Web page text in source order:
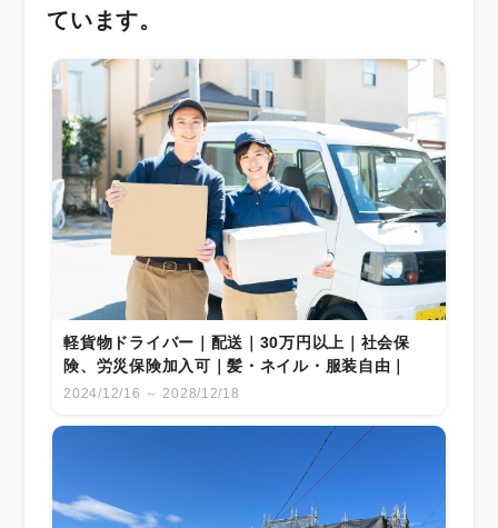
ています。
軽貨物ドライバー｜配送｜30万円以上｜社会保
険、労災保険加入可｜髪・ネイル・服装自由｜
2024/12/16 ～ 2028/12/18